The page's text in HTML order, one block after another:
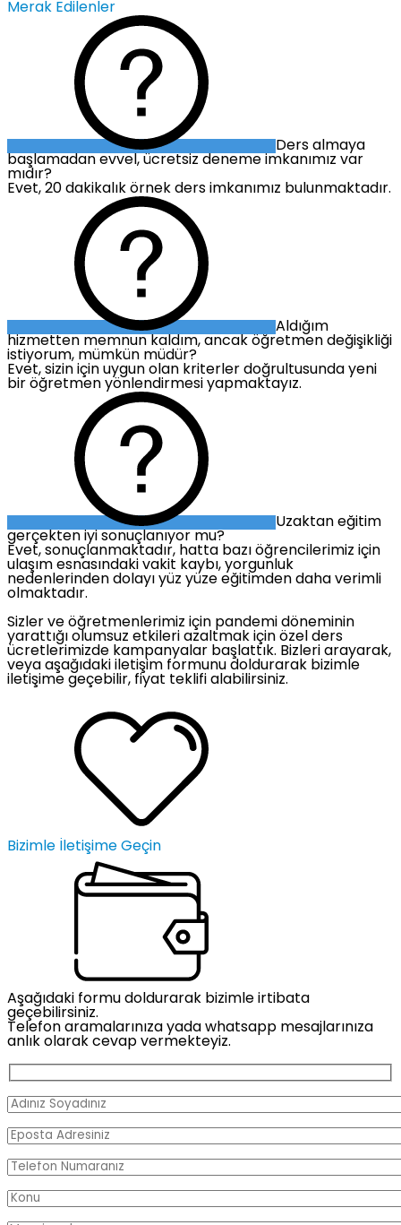
Merak Edilenler
Ders almaya
başlamadan evvel, ücretsiz deneme imkanımız var
mıdır?
Evet, 20 dakikalık örnek ders imkanımız bulunmaktadır.
Aldığım
hizmetten memnun kaldım, ancak öğretmen değişikliği
istiyorum, mümkün müdür?
Evet, sizin için uygun olan kriterler doğrultusunda yeni
bir öğretmen yönlendirmesi yapmaktayız.
Uzaktan eğitim
gerçekten iyi sonuçlanıyor mu?
Evet, sonuçlanmaktadır, hatta bazı öğrencilerimiz için
ulaşım esnasındaki vakit kaybı, yorgunluk
nedenlerinden dolayı yüz yüze eğitimden daha verimli
olmaktadır.
Sizler ve öğretmenlerimiz için pandemi döneminin
yarattığı olumsuz etkileri azaltmak için özel ders
ücretlerimizde kampanyalar başlattık. Bizleri arayarak,
veya aşağıdaki iletişim formunu doldurarak bizimle
iletişime geçebilir, fiyat teklifi alabilirsiniz.
Bizimle İletişime Geçin
Aşağıdaki formu doldurarak bizimle irtibata
geçebilirsiniz.
Telefon aramalarınıza yada whatsapp mesajlarınıza
anlık olarak cevap vermekteyiz.